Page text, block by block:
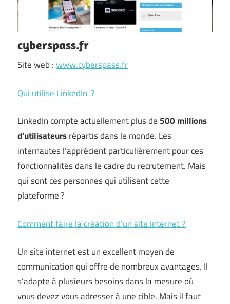
cyberspass.fr
Site web :www.cyberspass.fr
Qui utilise LinkedIn ?
LinkedIn compte actuellement plus de 500 millions
d’utilisateursrépartis dans le monde. Les
internautes l’apprécient particulièrement pour ces
fonctionnalités dans le cadre du recrutement. Mais
qui sont ces personnes qui utilisent cette
plateforme ?
Comment faire la création d’un site internet ?
Un site internet est un excellent moyen de
communication qui offre de nombreux avantages. Il
s’adapte à plusieurs besoins dans la mesure où
vous devez vous adresser à une cible. Mais il faut